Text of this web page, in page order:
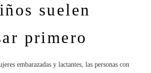
suelen
primero
embarazadas y lactantes, las personas con